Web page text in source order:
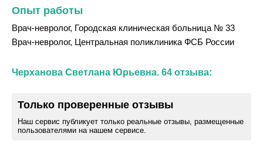
Опыт работы
Врач-невролог, Городская клиническая больница № 33
Врач-невролог, Центральная поликлиника ФСБ России
Черханова Светлана Юрьевна. 64 отзыва:
Только проверенные отзывы
Наш сервис публикует только реальные отзывы, размещенные
пользователями на нашем сервисе.